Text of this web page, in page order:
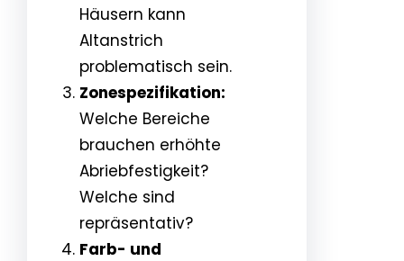
Häusern kann
Altanstrich
problematisch sein.
Zonespezifikation:
Welche Bereiche
brauchen erhöhte
Abriebfestigkeit?
Welche sind
repräsentativ?
Farb- und